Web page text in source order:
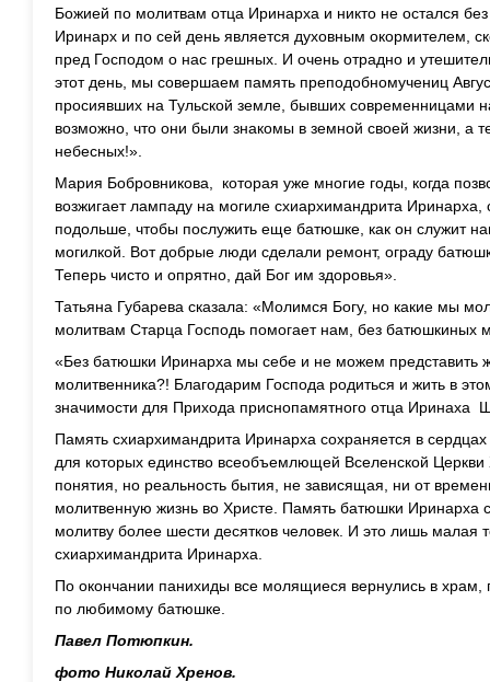
Божией по молитвам отца Иринарха и никто не остался
Иринарх и по сей день является духовным окормителем,
пред Господом о нас грешных. И очень отрадно и
этот день, мы совершаем память преподобномучениц
просиявших на Тульской земле, бывших современницами
возможно, что они были знакомы в земной своей жизни, а
небесных!».
Мария Бобровникова, которая уже многие годы, когда
возжигает лампаду на могиле схиархимандрита Иринарха,
подольше, чтобы послужить еще батюшке, как он служит
могилкой. Вот добрые люди сделали ремонт, ограду
Теперь чисто и опрятно, дай Бог им здоровья».
Татьяна Губарева сказала: «Молимся Богу, но какие мы
молитвам Старца Господь помогает нам, без батюшкиных
«Без батюшки Иринарха мы себе и не можем представить
молитвенника?! Благодарим Господа родиться и жить в
значимости для Прихода приснопамятного отца Иринаха
Память схиархимандрита Иринарха сохраняется в
для которых единство всеобъемлющей Вселенской
понятия, но реальность бытия, не зависящая, ни от
молитвенную жизнь во Христе. Память батюшки Иринарха
молитву более шести десятков человек. И это лишь малая
схиархимандрита Иринарха.
По окончании панихиды все молящиеся вернулись в храм,
по любимому батюшке.
Павел Потюпкин.
фото Николай Хренов.